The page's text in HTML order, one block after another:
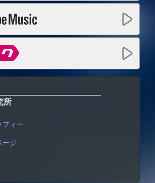
所
フィー
ージ